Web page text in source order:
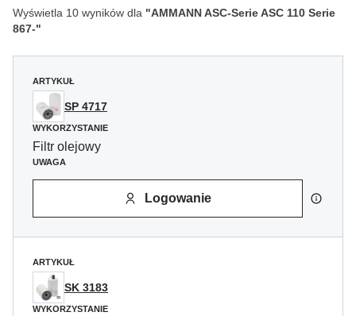
Wyświetla 10 wyników dla "AMMANN ASC-Serie ASC 110 Serie
867-"
ARTYKUŁ
SP 4717
WYKORZYSTANIE
Filtr olejowy
UWAGA
Logowanie
ARTYKUŁ
SK 3183
WYKORZYSTANIE